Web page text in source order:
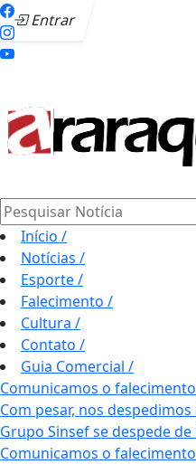
Entrar
Pesquisar Notícia
Início /
Notícias /
Esporte/
Falecimento /
Cultura /
Contato /
Guia Comercial /
Comunicamos o falecimento
Com pesar, nos
Grupo Sinsef se despede
Comunicamos o falecimento